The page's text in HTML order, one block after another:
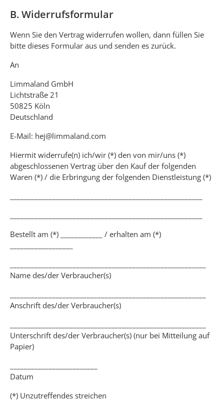
B. Widerrufsformular
Wenn Sie den Vertrag widerrufen wollen, dann füllen Sie
bitte dieses Formular aus und senden es zurück.
An
Limmaland GmbH
Lichtstraße 21
50825 Köln
Deutschland
E-Mail: hej@limmaland.com
Hiermit widerrufe(n) ich/wir (*) den von mir/uns (*)
abgeschlossenen Vertrag über den Kauf der folgenden
Waren (*) / die Erbringung der folgenden Dienstleistung (*)
Bestellt am (*) ____________ / erhalten am (*)
Name des/der Verbraucher(s)
Anschrift des/der Verbraucher(s)
Unterschrift des/der Verbraucher(s) (nur bei Mitteilung auf
Papier)
Datum
(*) Unzutreffendes streichen